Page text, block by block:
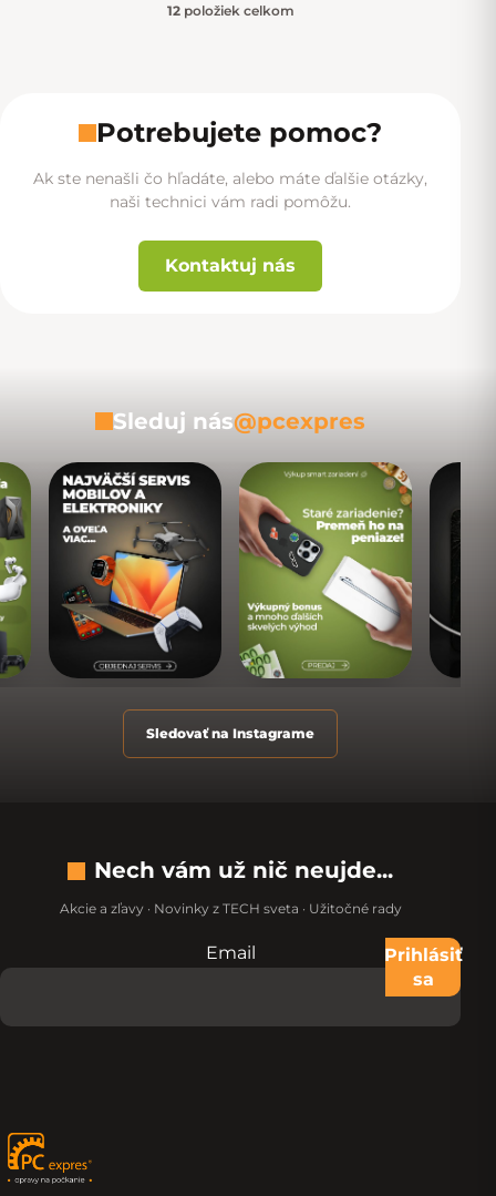
12položiek celkom
Potrebujete pomoc?
Ak ste nenašli čo hľadáte, alebo máte ďalšie otázky,
naši technici vám radi pomôžu.
Kontaktuj nás
Sleduj nás@pcexpres
Sledovať na Instagrame
Nech vám už nič neujde...
Akcie a zľavy · Novinky z TECH sveta · Užitočné rady
Nevypĺňajte toto pole:
Email
Prihlásiť
sa
Zápätie